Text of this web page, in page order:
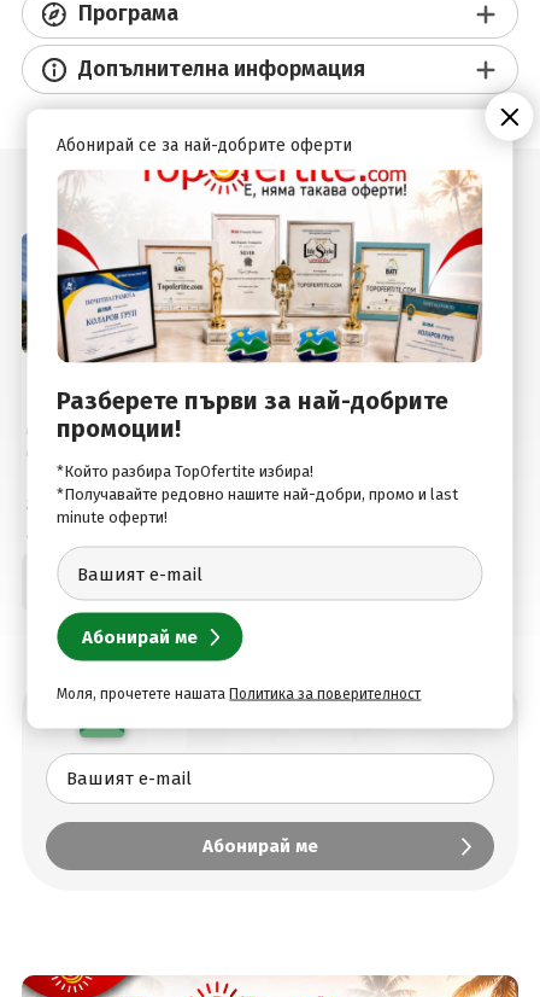
Програма
Допълнителна информация
Подобни оферти
Почивка в ИСПАНИЯ -
МУРСИЯ, ЛА МАНГА ДЕЛ
МАР МЕНОР - Специална
ваканционна програма
за туристи над 55 години
& приятели!
Самолет
Цена от: 594.00 €
Абонирай се за най-добрите оферти
Разберете първи за най-добрите
промоции!
*Който разбира TopOfertite избира!
*Получавайте редовно нашите най-добри, промо и last
minute оферти!
Моля, прочетете нашатаПолитика за поверителност